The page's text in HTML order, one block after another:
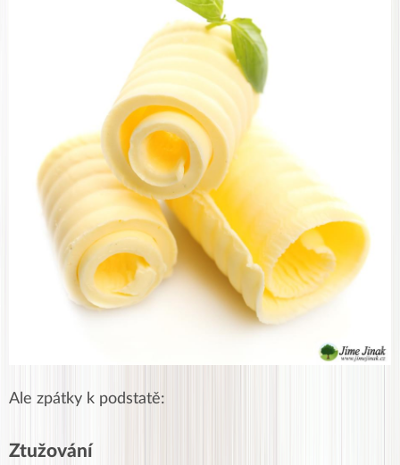
Ale zpátky k podstatě:
Ztužování